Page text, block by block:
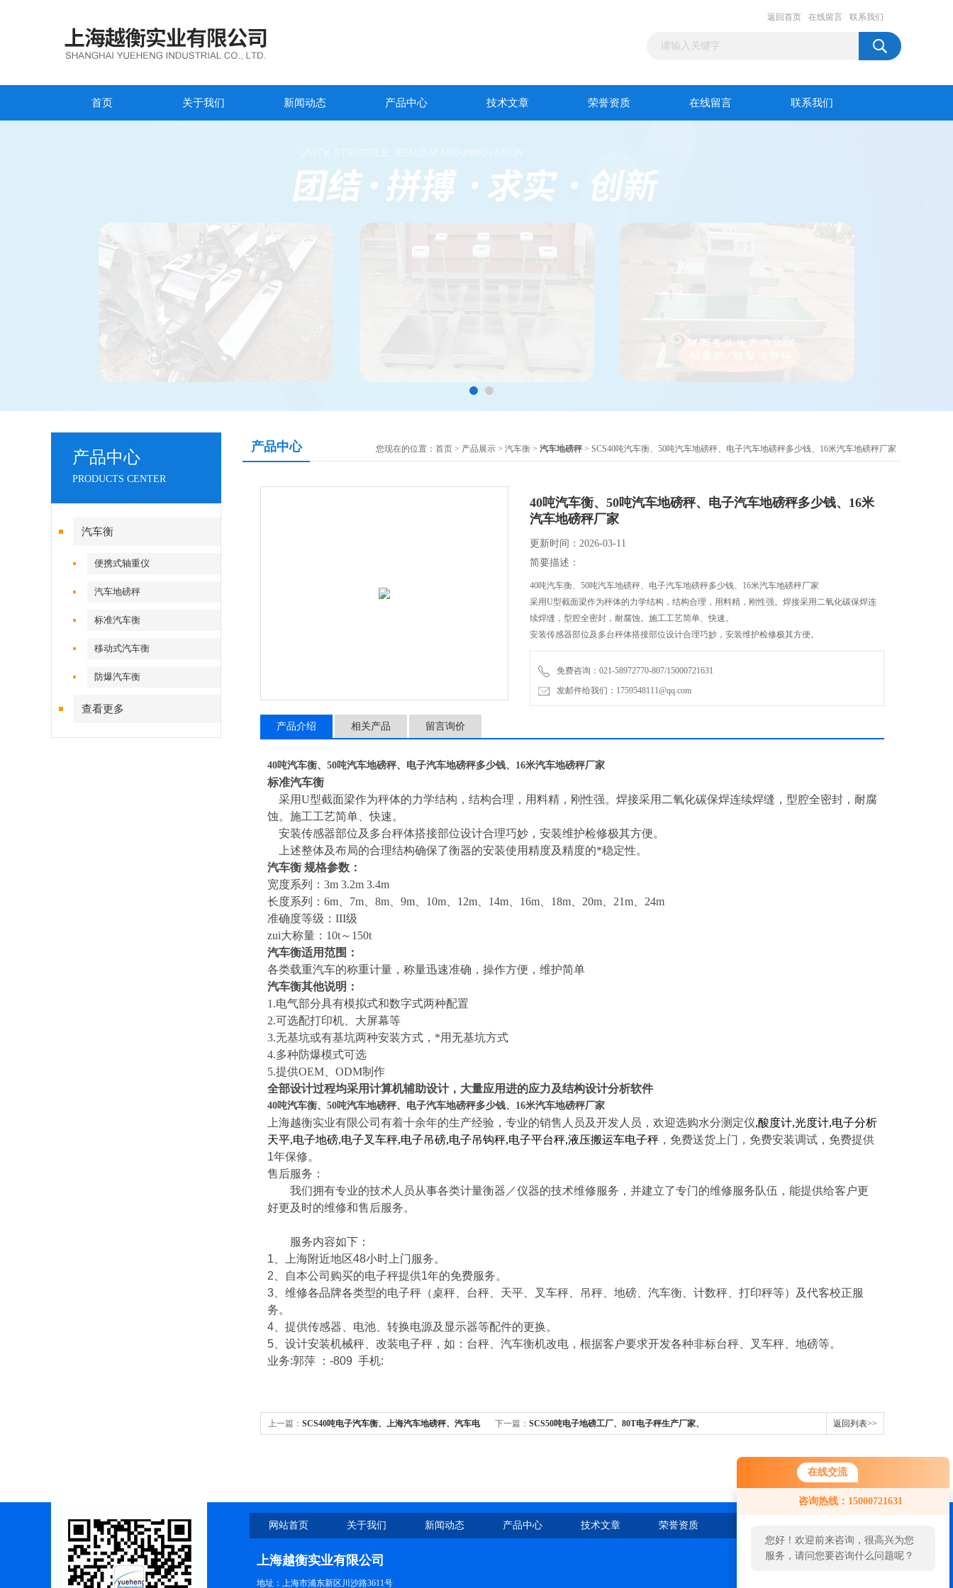
在线交流
咨询热线：15000721631
您好！欢迎前来咨询，很高兴为您
服务，请问您要咨询什么问题呢？
返回首页 在线留言 联系我们
首页 关于我们 新闻动态 产品中心 技术文章 荣誉资质 在线留言 联系我们
产品中心
PRODUCTS CENTER
汽车衡
便携式轴重仪
汽车地磅秤
标准汽车衡
移动式汽车衡
防爆汽车衡
查看更多
产品中心 您现在的位置： 首页 > 产品展示 > 汽车衡 > 汽车地磅秤> SCS40吨汽车衡、50吨汽车地磅秤、电子汽车地磅秤多少钱、16米汽车地磅秤厂家
40吨汽车衡、50吨汽车地磅秤、电子汽车地磅秤多少钱、16米
汽车地磅秤厂家
更新时间：2026-03-11
简要描述：
40吨汽车衡、50吨汽车地磅秤、电子汽车地磅秤多少钱、16米汽车地磅秤厂家
采用U型截面梁作为秤体的力学结构，结构合理，用料精，刚性强。焊接采用二氧化碳保焊连
续焊缝，型腔全密封，耐腐蚀。施工工艺简单、快速。
安装传感器部位及多台秤体搭接部位设计合理巧妙，安装维护检修极其方便。
上述整体及布局的合理结构确保了衡器的安装使用精度及精度的*稳定性。
免费咨询：021-58972770-807/15000721631
发邮件给我们：1759548111@qq.com
产品介绍 相关产品 留言询价
40吨汽车衡、50吨汽车地磅秤、电子汽车地磅秤多少钱、16米汽车地磅秤厂家
标准汽车衡
采用U型截面梁作为秤体的力学结构，结构合理，用料精，刚性强。焊接采用二氧化碳保焊连续焊缝，型腔全密封，耐腐
蚀。施工工艺简单、快速。
安装传感器部位及多台秤体搭接部位设计合理巧妙，安装维护检修极其方便。
上述整体及布局的合理结构确保了衡器的安装使用精度及精度的*稳定性。
汽车衡 规格参数：
宽度系列：3m 3.2m 3.4m
长度系列：6m、7m、8m、9m、10m、12m、14m、16m、18m、20m、21m、24m
准确度等级：III级
zui大称量：10t～150t
汽车衡适用范围：
各类载重汽车的称重计量，称量迅速准确，操作方便，维护简单
汽车衡其他说明：
1.电气部分具有模拟式和数字式两种配置
2.可选配打印机、大屏幕等
3.无基坑或有基坑两种安装方式，*用无基坑方式
4.多种防爆模式可选
5.提供OEM、ODM制作
全部设计过程均采用计算机辅助设计，大量应用进的应力及结构设计分析软件
40吨汽车衡、50吨汽车地磅秤、电子汽车地磅秤多少钱、16米汽车地磅秤厂家
上海越衡实业有限公司有着十余年的生产经验，专业的销售人员及开发人员，欢迎选购水分测定仪,酸度计,光度计,电子分析
天平,电子地磅,电子叉车秤,电子吊磅,电子吊钩秤,电子平台秤,液压搬运车电子秤 ，免费送货上门，免费安装调试，免费提供
1年保修。
售后服务：
我们拥有专业的技术人员从事各类计量衡器／仪器的技术维修服务，并建立了专门的维修服务队伍，能提供给客户更
好更及时的维修和售后服务。
服务内容如下：
1 、上海附近地区48小时上门服务。
2 、自本公司购买的电子秤提供1年的免费服务。
3 、维修各品牌各类型的电子秤（桌秤、台秤、天平、叉车秤、吊秤、地磅、汽车衡、计数秤、打印秤等）及代客校正服
务。
4 、提供传感器、电池、转换电源及显示器等配件的更换。
5 、设计安装机械秤、改装电子秤，如：台秤、汽车衡机改电，根据客户要求开发各种非标台秤、叉车秤、地磅等。
业务:郭萍 ： -809 手机:
上一篇： SCS40吨电子汽车衡、上海汽车地磅秤、汽车电 下一篇： SCS50吨电子地磅工厂、80T电子秤生产厂家、 返回列表>>
网站首页 关于我们 新闻动态 产品中心 技术文章 荣誉资质
上海越衡实业有限公司
地址：上海市浦东新区川沙路3611号